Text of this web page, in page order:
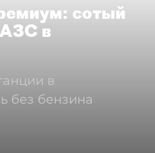
сотый
АЗС в
в
без бензина